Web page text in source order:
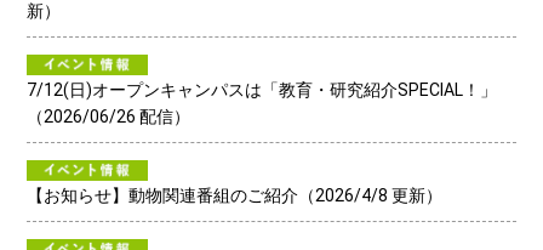
新）
7/12(日)オープンキャンパスは「教育・研究紹介SPECIAL！」
（2026/06/26 配信）
【お知らせ】動物関連番組のご紹介（2026/4/8 更新）